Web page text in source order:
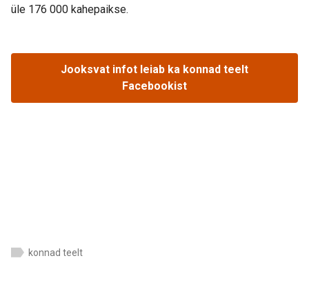
üle 176 000 kahepaikse.
Jooksvat infot leiab ka konnad teelt
Facebookist
konnad teelt